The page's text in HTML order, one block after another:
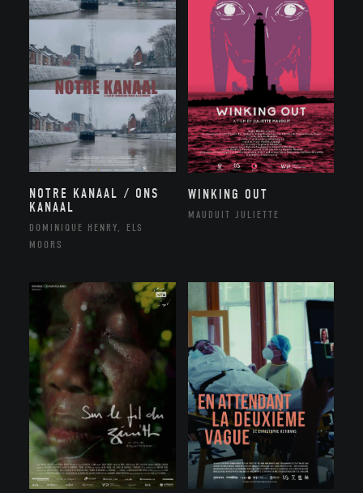
NOTRE KANAAL / ONS
KANAAL
DOMINIQUE HENRY, ELS
MOORS
WINKING OUT
MAUDUIT JULIETTE